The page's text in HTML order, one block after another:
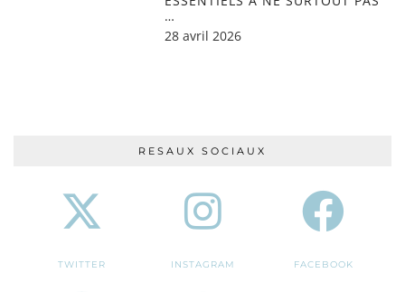
…
28 avril 2026
RESAUX SOCIAUX
TWITTER INSTAGRAM FACEBOOK